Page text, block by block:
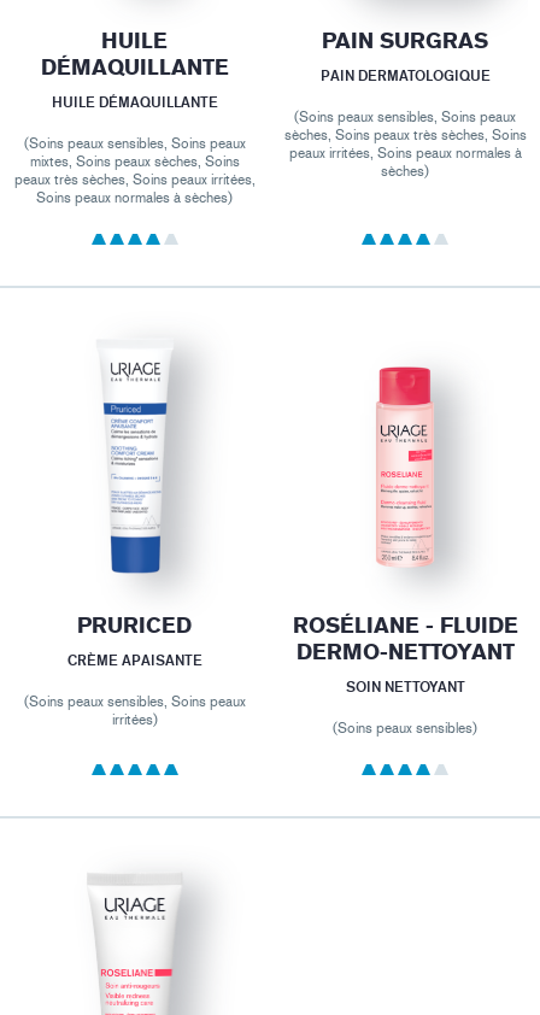
HUILE
DÉMAQUILLANTE
HUILE DÉMAQUILLANTE
(Soins peaux sensibles, Soins peaux
mixtes, Soins peaux sèches, Soins
peaux très sèches, Soins peaux irritées,
Soins peaux normales à sèches)
PAIN SURGRAS
PAIN DERMATOLOGIQUE
(Soins peaux sensibles, Soins peaux
sèches, Soins peaux très sèches, Soins
peaux irritées, Soins peaux normales à
sèches)
PRURICED
CRÈME APAISANTE
(Soins peaux sensibles, Soins peaux
irritées)
ROSÉLIANE - FLUIDE
DERMO-NETTOYANT
SOIN NETTOYANT
(Soins peaux sensibles)